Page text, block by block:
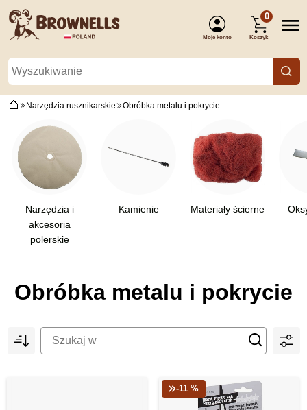
Moje konto
0
Koszyk
Narzędzia rusznikarskie Obróbka metalu i pokrycie
Narzędzia i
akcesoria
polerskie
Kamienie Materiały ścierne
Obróbka metalu i pokrycie
-11 %